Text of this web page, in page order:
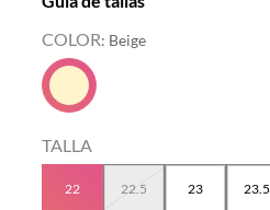
COLOR: Beige
TALLA
22 22.5 23 23.5